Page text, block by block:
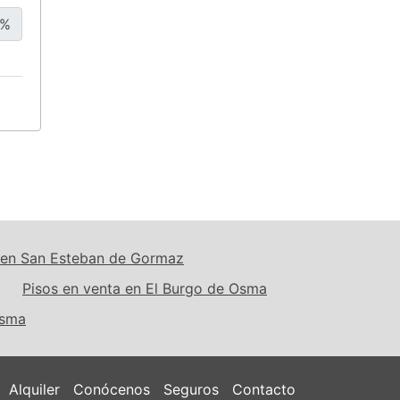
%
San Esteban de Gormaz
Pisos en venta en El Burgo de Osma
Alquiler Conócenos Seguros Contacto